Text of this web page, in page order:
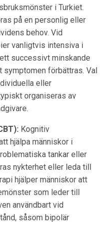
i Turkiet.
på en personlig eller
behov. Vid
vanligtvis intensiva i
successivt minskande
symptomen förbättras. Val
eller
organiseras av
Kognitiv
hjälpa människor i
tankar eller
nykterhet eller leda till
hjälper människor att
som leder till
användbart vid
såsom bipolär